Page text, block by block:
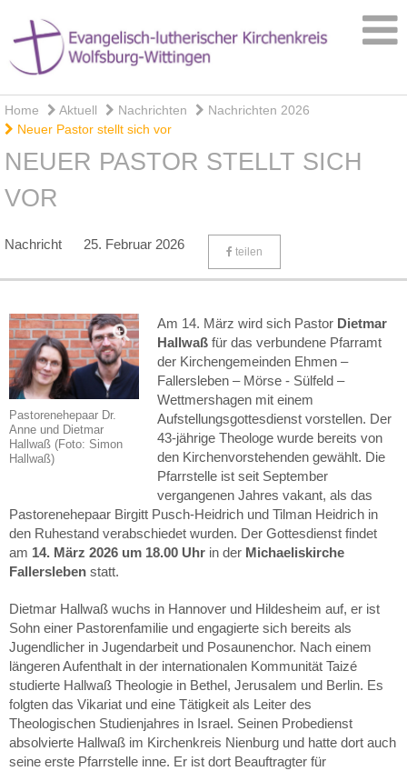
Home Aktuell Nachrichten
Nachrichten 2026
Neuer Pastor stellt sich vor
NEUER PASTOR STELLT SICH
VOR
Nachricht 25. Februar 2026 teilen
Pastorenehepaar Dr.
Anne und Dietmar
Hallwaß (Foto: Simon
Hallwaß)
Am 14. März wird sich Pastor Dietmar
Hallwaßfür das verbundene Pfarramt
der Kirchengemeinden Ehmen –
Fallersleben – Mörse - Sülfeld –
Wettmershagen mit einem
Aufstellungsgottesdienst vorstellen. Der
43-jährige Theologe wurde bereits von
den Kirchenvorstehenden gewählt. Die
Pfarrstelle ist seit September
vergangenen Jahres vakant, als das
Pastorenehepaar Birgitt Pusch-Heidrich und Tilman Heidrich in
den Ruhestand verabschiedet wurden. Der Gottesdienst findet
am 14. März 2026 um 18.00 Uhr in der Michaeliskirche
Fallersleben statt.
Dietmar Hallwaß wuchs in Hannover und Hildesheim auf, er ist
Sohn einer Pastorenfamilie und engagierte sich bereits als
Jugendlicher in Jugendarbeit und Posaunenchor. Nach einem
längeren Aufenthalt in der internationalen Kommunität Taizé
studierte Hallwaß Theologie in Bethel, Jerusalem und Berlin. Es
folgten das Vikariat und eine Tätigkeit als Leiter des
Theologischen Studienjahres in Israel. Seinen Probedienst
absolvierte Hallwaß im Kirchenkreis Nienburg und hatte dort auch
seine erste Pfarrstelle inne. Er ist dort Beauftragter für